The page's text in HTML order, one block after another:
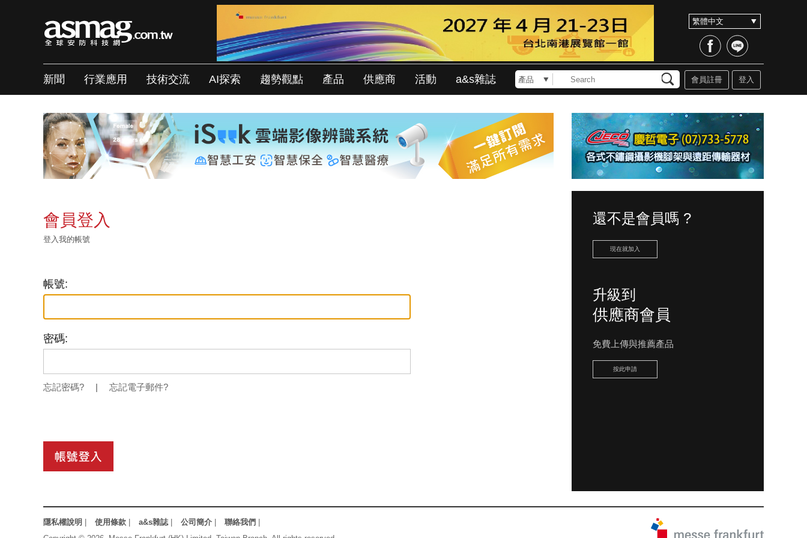
新聞 行業應用 技術交流 AI探索 趨勢觀點 產品 供應商 活動 a&s雜誌 登入
會員註冊
會員登入
登入我的帳號
帳號:
密碼:
忘記密碼? | 忘記電子郵件?
還不是會員嗎 ?
現在就加入
升級到
供應商會員
免費上傳與推薦產品
按此申請
隱私權說明 使用條款 a&s雜誌| 公司簡介 聯絡我們